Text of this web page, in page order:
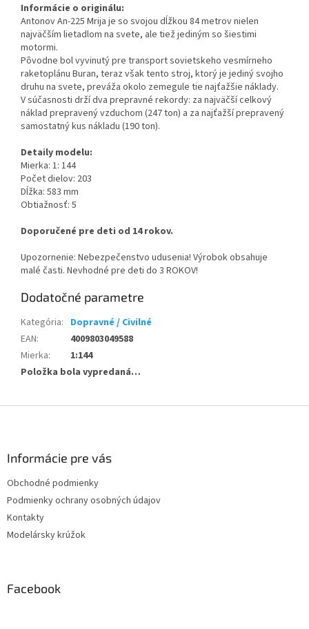
Informácie o originálu:
Antonov An-225 Mrija je so svojou dĺžkou 84 metrov nielen
najväčším lietadlom na svete, ale tiež jediným so šiestimi
motormi.
Pôvodne bol vyvinutý pre transport sovietskeho vesmírneho
raketoplánu Buran, teraz však tento stroj, ktorý je jediný svojho
druhu na svete, preváža okolo zemegule tie najťažšie náklady.
V súčasnosti drží dva prepravné rekordy: za najväčší celkový
náklad prepravený vzduchom (247 ton) a za najťažší prepravený
samostatný kus nákladu (190 ton).
Detaily modelu:
Mierka: 1: 144
Počet dielov: 203
Dĺžka: 583 mm
Obtiažnosť: 5
Doporučené pre deti od 14 rokov.
Upozornenie: Nebezpečenstvo udusenia! Výrobok obsahuje
malé časti. Nevhodné pre deti do 3 ROKOV!
Dodatočné parametre
Kategória: Dopravné / Civilné
EAN:
4009803049588
Mierka:
1:144
Položka bola vypredaná…
Informácie pre vás
Obchodné podmienky
Podmienky ochrany osobných údajov
Kontakty
Modelársky krúžok
Facebook